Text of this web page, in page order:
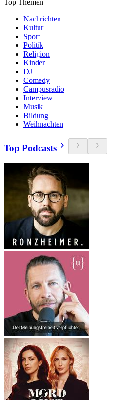
Top Themen
Nachrichten
Kultur
Sport
Politik
Religion
Kinder
DJ
Comedy
Campusradio
Interview
Musik
Bildung
Weihnachten
Top Podcasts